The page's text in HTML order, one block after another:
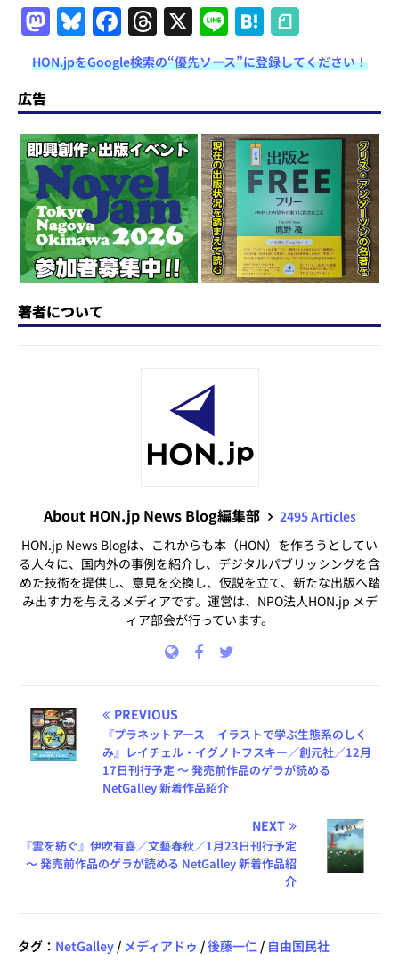
M
a
st
o
d
o
n
Bl
u
e
s
k
y
F
a
c
e
b
o
o
k
T
h
re
a
d
s
X Li
n
e
H
at
e
n
a
HON.jpをGoogle検索の“優先ソース”に登録してください！
広告
著者について
About HON.jp News Blog編集部
2495 Articles
HON.jp News Blogは、これからも本（HON）を作ろうとしてい
る人々に、国内外の事例を紹介し、デジタルパブリッシングを含
めた技術を提供し、意見を交換し、仮説を立て、新たな出版へ踏
み出す力を与えるメディアです。運営は、NPO法人HON.jp メデ
ィア部会が行っています。
PREVIOUS
『プラネットアース イラストで学ぶ生態系のしく
み』レイチェル・イグノトフスキー／創元社／12月
17日刊行予定 ～ 発売前作品のゲラが読める
NetGalley 新着作品紹介
NEXT
『雲を紡ぐ』伊吹有喜／文藝春秋／1月23日刊行予定
～ 発売前作品のゲラが読める NetGalley 新着作品紹
介
タグ： NetGalley / メディアドゥ /後藤一仁 / 自由国民社